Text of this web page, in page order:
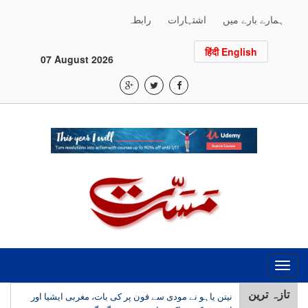
ہمارے بارے میں اشتہارات رابطہ
07 August 2026
हिंदी English
Toggle
navigation
تازہ ترین
نیتن یاہو نے مودی سے فون پر کی بات، مغربی ایشیا اور